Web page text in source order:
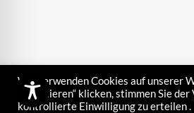
Wir verwenden Cookies auf unserer
akzeptieren“ klicken, stimmen Sie
kontrollierte Einwilligung zu erteilen .